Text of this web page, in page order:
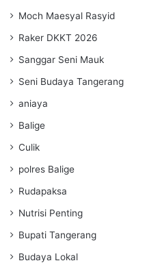
Moch Maesyal Rasyid
Raker DKKT 2026
Sanggar Seni Mauk
Seni Budaya Tangerang
aniaya
Balige
Culik
polres Balige
Rudapaksa
Nutrisi Penting
Bupati Tangerang
Budaya Lokal